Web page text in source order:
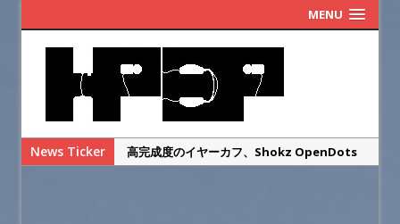
MENU
News Ticker
高完成度のイヤーカフ、Shokz OpenDots